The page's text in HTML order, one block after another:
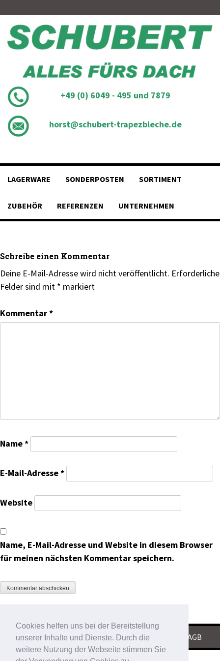
Cookies helfen uns bei der Bereitstellung
unserer Inhalte und Dienste. Durch die
weitere Nutzung der Webseite stimmen Sie
content
+49 (0) 6049 - 495 und 7879
horst@schubert-trapezbleche.de
LAGERWARE SONDERPOSTEN SORTIMENT
ZUBEHÖR REFERENZEN UNTERNEHMEN
Schreibe einen Kommentar
Deine E-Mail-Adresse wird nicht veröffentlicht. Erforderliche
Felder sind mit * markiert
Kommentar*
Name*
E-Mail-Adresse*
Website
Name, E-Mail-Adresse und Website in diesem Browser
für meinen nächsten Kommentar speichern.
KONTAKT|IMPRESSUM|DATENSCHUTZ AGB